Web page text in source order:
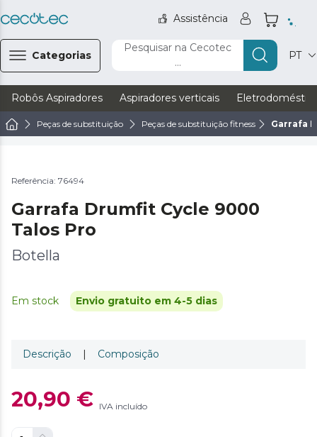
Assistência
Categorias
Pesquisar na Cecotec
...
PT
Robôs Aspiradores Aspiradores verticais
Peças de substituição Peças de substituição fitness Garrafa
Referência: 76494
Garrafa Drumfit Cycle 9000
Talos Pro
Botella
Em stock Envio gratuito em 4-5 dias
Descrição | Composição
20,90 € IVA incluído